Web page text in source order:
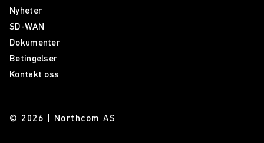
Nyheter
SD-WAN
Dokumenter
Betingelser
Kontakt oss
© 2026 | Northcom AS